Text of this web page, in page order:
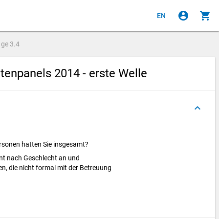
EN account_circle shopping_cart
3.4
2014 - erste Welle
keyboard_arrow_up
hatten Sie insgesamt?
nach Geschlecht an und
die nicht formal mit der Betreuung